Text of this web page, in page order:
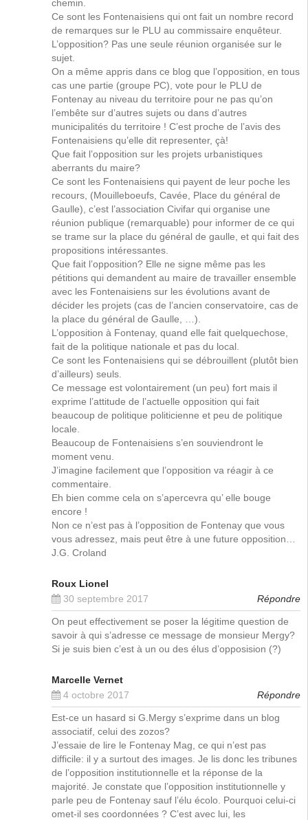
chemin.
Ce sont les Fontenaisiens qui ont fait un nombre record
de remarques sur le PLU au commissaire enquêteur.
L’opposition? Pas une seule réunion organisée sur le
sujet.
On a même appris dans ce blog que l’opposition, en tous
cas une partie (groupe PC), vote pour le PLU de
Fontenay au niveau du territoire pour ne pas qu’on
l’embête sur d’autres sujets ou dans d’autres
municipalités du territoire ! C’est proche de l’avis des
Fontenaisiens qu’elle dit representer, çà!
Que fait l’opposition sur les projets urbanistiques
aberrants du maire?
Ce sont les Fontenaisiens qui payent de leur poche les
recours, (Mouilleboeufs, Cavée, Place du général de
Gaulle), c’est l’association Civifar qui organise une
réunion publique (remarquable) pour informer de ce qui
se trame sur la place du général de gaulle, et qui fait des
propositions intéressantes.
Que fait l’opposition? Elle ne signe même pas les
pétitions qui demandent au maire de travailler ensemble
avec les Fontenaisiens sur les évolutions avant de
décider les projets (cas de l’ancien conservatoire, cas de
la place du général de Gaulle, …).
L’opposition à Fontenay, quand elle fait quelquechose,
fait de la politique nationale et pas du local.
Ce sont les Fontenaisiens qui se débrouillent (plutôt bien
d’ailleurs) seuls.
Ce message est volontairement (un peu) fort mais il
exprime l’attitude de l’actuelle opposition qui fait
beaucoup de politique politicienne et peu de politique
locale.
Beaucoup de Fontenaisiens s’en souviendront le
moment venu.
J’imagine facilement que l’opposition va réagir à ce
commentaire.
Eh bien comme cela on s’apercevra qu’ elle bouge
encore !
Non ce n’est pas à l’opposition de Fontenay que vous
vous adressez, mais peut être à une future opposition…
J.G. Croland
Roux Lionel
30 septembre 2017
Répondre
On peut effectivement se poser la légitime question de
savoir à qui s’adresse ce message de monsieur Mergy?
Si je suis bien c’est à un ou des élus d’opposision (?)
Marcelle Vernet
4 octobre 2017
Répondre
Est-ce un hasard si G.Mergy s’exprime dans un blog
associatif, celui des zozos?
J’essaie de lire le Fontenay Mag, ce qui n’est pas
difficile: il y a surtout des images. Je lis donc les tribunes
de l’opposition institutionnelle et la réponse de la
majorité. Je constate que l’opposition institutionnelle y
parle peu de Fontenay sauf l’élu écolo. Pourquoi celui-ci
omet-il ses coordonnées ? C’est avec lui, les